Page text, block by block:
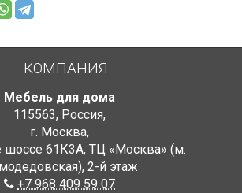
КОМПАНИЯ
Мебель для дома
115563, Россия,
г. Москва,
шоссе 61К3А, ТЦ «Москва» (м.
, 2-й этаж
+7 968 409 59 07